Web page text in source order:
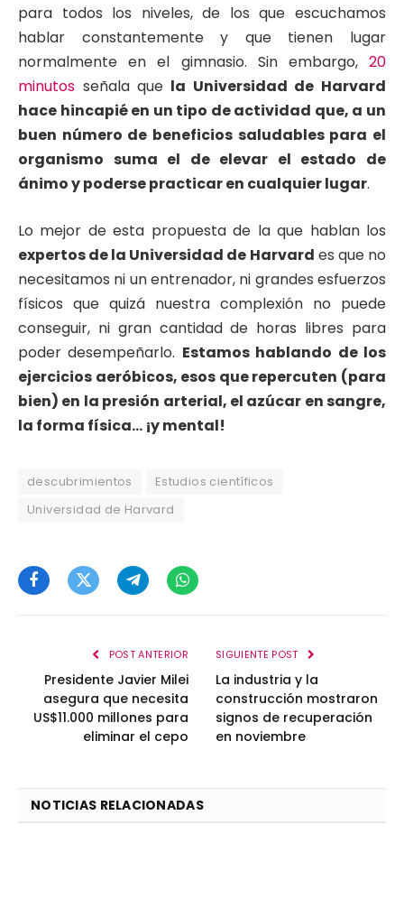
para todos los niveles, de los que escuchamos
hablar constantemente y que tienen lugar
normalmente en el gimnasio. Sin embargo, 20
minutos señala que la Universidad de Harvard
hace hincapié en un tipo de actividad que, a un
buen número de beneficios saludables para el
organismo suma el de elevar el estado de
ánimo y poderse practicar en cualquier lugar.
Lo mejor de esta propuesta de la que hablan los
expertos de la Universidad de Harvard es que no
necesitamos ni un entrenador, ni grandes esfuerzos
físicos que quizá nuestra complexión no puede
conseguir, ni gran cantidad de horas libres para
poder desempeñarlo. Estamos hablando de los
ejercicios aeróbicos, esos que repercuten (para
bien) en la presión arterial, el azúcar en sangre,
la forma física… ¡y mental!
descubrimientos
Estudios científicos
Universidad de Harvard
FacebookTwitterTelegramWhatsApp
POST ANTERIOR
Presidente Javier Milei
asegura que necesita
US$11.000 millones para
eliminar el cepo
SIGUIENTE POST
La industria y la
construcción mostraron
signos de recuperación
en noviembre
NOTICIAS RELACIONADAS